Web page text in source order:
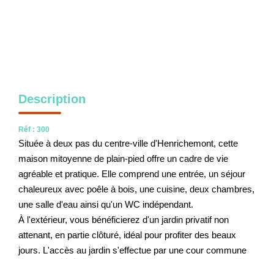
Description
Réf : 300
Située à deux pas du centre-ville d'Henrichemont, cette
maison mitoyenne de plain-pied offre un cadre de vie
agréable et pratique. Elle comprend une entrée, un séjour
chaleureux avec poêle à bois, une cuisine, deux chambres,
une salle d'eau ainsi qu'un WC indépendant.
À l'extérieur, vous bénéficierez d'un jardin privatif non
attenant, en partie clôturé, idéal pour profiter des beaux
jours. L'accès au jardin s'effectue par une cour commune